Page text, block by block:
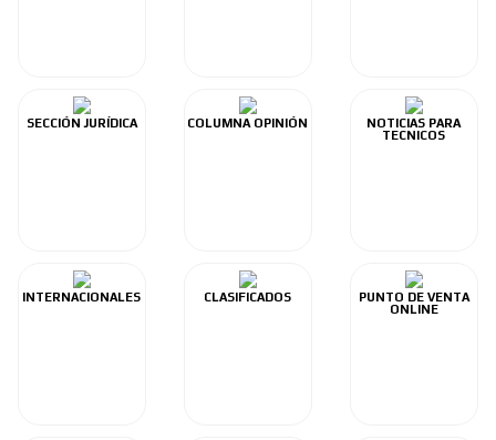
SECCIÓN JURÍDICA COLUMNA OPINIÓN
NOTICIAS PARA
TECNICOS
INTERNACIONALES CLASIFICADOS
PUNTO DE VENTA
ONLINE